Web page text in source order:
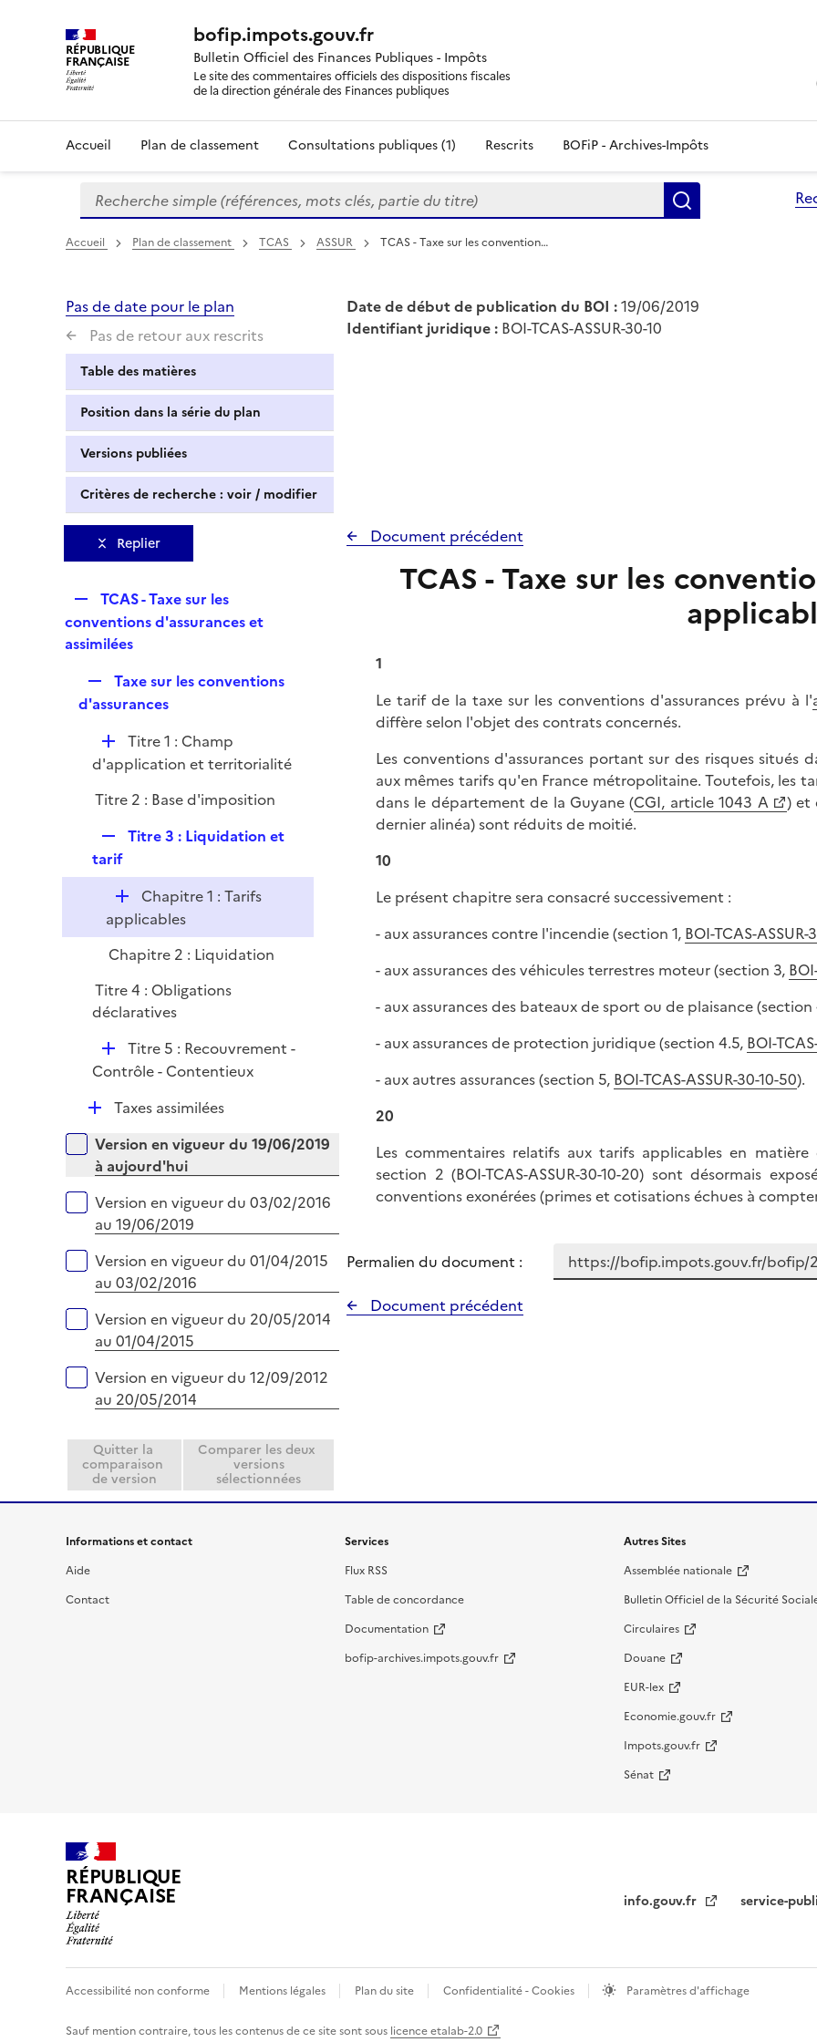
RÉPUBLIQUE
FRANÇAISE
bofip.impots.gouv.fr
Bulletin Officiel des Finances Publiques - Impôts
Le site des commentaires officiels des dispositions fiscales
de la direction générale des Finances publiques
Accueil Plan de classement Consultations publiques (1) Rescrits BOFiP - Archives-Impôts
Formulaire
de
recherche
Recherche simple (références, mots clés, partie du titre)
Accueil Plan de classement TCAS ASSUR TCAS - Taxe sur les convention…
Pas de date pour le plan
Pas de retour aux rescrits
Table des matières
Position dans la série du plan
Versions publiées
Critères de recherche : voir / modifier
Date de début de publication du BOI :19/06/2019
Identifiant juridique : BOI-TCAS-ASSUR-30-10
Replier
e
p
i
e
TCAS - Taxe sur les
conventions d'assurances et
assimilées
e
l
i
e
r
Taxe sur les conventions
d'assurances
D
é
l
e
r
Titre 1 : Champ
d'application et territorialité
Titre 2 : Base d'imposition
e
p
l
i
e
r
Titre 3 : Liquidation et
tarif
D
é
p
l
i
e
Chapitre 1 : Tarifs
applicables
Chapitre 2 : Liquidation
Titre 4 : Obligations
déclaratives
D
é
l
e
r
Titre 5 : Recouvrement -
Contrôle - Contentieux
D
p
l
i
r
Taxes assimilées
Versions sur la période
Version en vigueur du 19/06/2019
à aujourd'hui
Version en vigueur du 03/02/2016
au 19/06/2019
Version en vigueur du 01/04/2015
au 03/02/2016
Version en vigueur du 20/05/2014
au 01/04/2015
Version en vigueur du 12/09/2012
au 20/05/2014
Quitter la
comparaison
de version
Comparer les deux
versions
sélectionnées
Document précédent
TCAS - Taxe sur les
1
Le tarif de la taxe sur les conventions d'assurances prévu à l'
diffère selon l'objet des contrats concernés.
Les conventions d'assurances portant sur des risques situés
aux mêmes tarifs qu'en France métropolitaine. Toutefois, les
dans le département de la Guyane (CGI, article 1043 A
) et
dernier alinéa) sont réduits de moitié.
10
Le présent chapitre sera consacré successivement :
- aux assurances contre l'incendie (section 1, BOI-TCAS-ASSUR-
- aux assurances des véhicules terrestres moteur (section 3,
- aux assurances des bateaux de sport ou de plaisance (section
- aux assurances de protection juridique (section 4.5, BOI-
- aux autres assurances (section 5, BOI-TCAS-ASSUR-30-10-50).
20
Les commentaires relatifs aux tarifs applicables en
section 2 (BOI-TCAS-ASSUR-30-10-20) sont désormais
conventions exonérées (primes et cotisations échues à
Permalien du document :
Document précédent
Informations et contact
Aide
Contact
Services
Flux RSS
Table de concordance
Documentation
bofip-archives.impots.gouv.fr
Autres Sites
Assemblée nationale
Bulletin Officiel de la Sécurité
Circulaires
Douane
EUR-lex
Economie.gouv.fr
Impots.gouv.fr
Sénat
RÉPUBLIQUE
FRANÇAISE info.gouv.fr service-
Accessibilité non conforme Mentions légales Plan du site Confidentialité - Cookies Paramètres d'affichage
Sauf mention contraire, tous les contenus de ce site sont sous licence etalab-2.0